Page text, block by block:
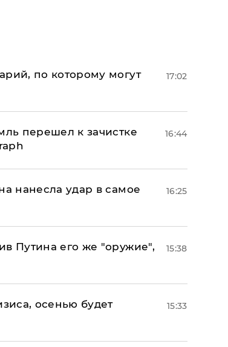
по которому могут
17:02
перешел к зачистке
16:44
нанесла удар в самое
16:25
Путина его же "оружие",
15:38
осенью будет
15:33